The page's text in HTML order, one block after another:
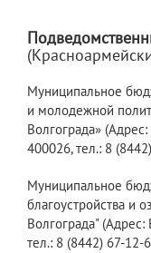
Муниципальное
и молодежной
Волгограда» (Адрес:
400026, тел.: 8
Муниципальное
благоустройства и
Волгограда" (Адрес:
тел.: 8 (8442) 67-12-